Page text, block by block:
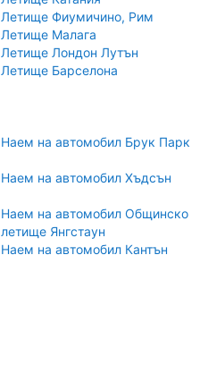
Летище Фиумичино, Рим
Летище Малага
Летище Лондон Лутън
Летище Барселона
Наем на автомобил Брук Парк
Наем на автомобил Хъдсън
Наем на автомобил Общинско
летище Янгстаун
Наем на автомобил Кантън